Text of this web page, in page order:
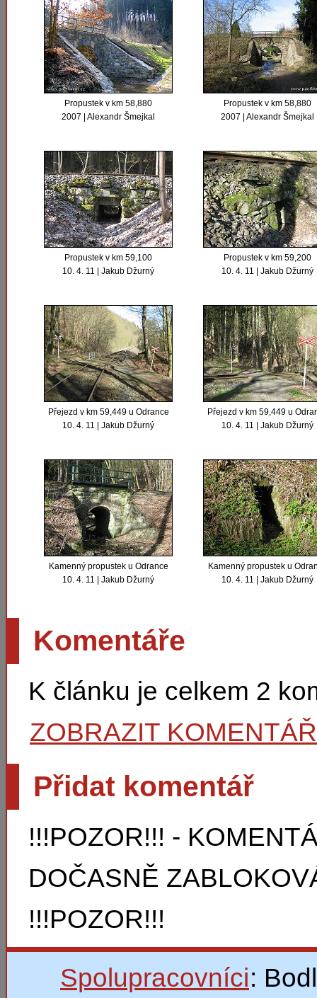
Propustek v km 58,880
2007 | Alexandr Šmejkal
Propustek v km 58,880
2007 | Alexandr Šmejkal
Propustek v km 59,100
10. 4. 11 | Jakub Džurný
Propustek v km 59,200
10. 4. 11 | Jakub Džurný
Přejezd v km 59,449 u Odrance
10. 4. 11 | Jakub Džurný
Přejezd v km 59,449 u
10. 4. 11 | Jakub Džurný
Kamenný propustek u Odrance
10. 4. 11 | Jakub Džurný
Kamenný propustek u
10. 4. 11 | Jakub Džurný
Komentáře
K článku je celkem 2
ZOBRAZIT
Přidat komentář
!!!POZOR!!! -
DOČASNĚ
!!!POZOR!!!
Spolupracovníci: